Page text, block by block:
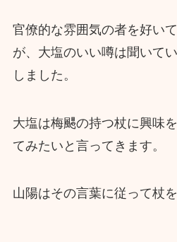
官僚的な雰囲気の者を好い
が、大塩のいい噂は聞いて
しました。
大塩は梅颸の持つ杖に興味
てみたいと言ってきます。
山陽はその言葉に従って杖